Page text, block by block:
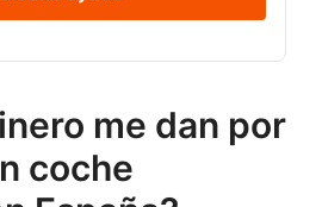
me dan por
coche